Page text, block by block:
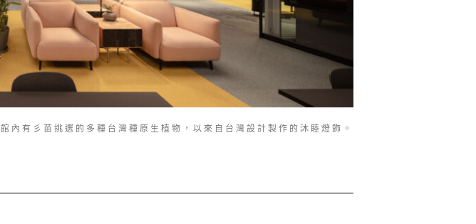
館內有彡苗挑選的多種台灣種原生植物，以來自台灣設計製作的沐睦燈飾。